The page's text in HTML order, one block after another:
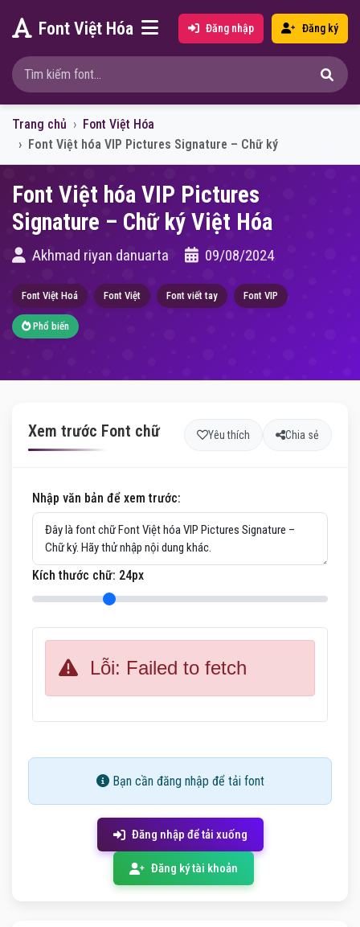
Font Việt Hóa Đăng nhập Đăng ký
Trang chủ
Font Việt Hóa
Font Việt hóa VIP Pictures Signature – Chữ ký
Font Việt hóa VIP Pictures
Signature – Chữ ký Việt Hóa
Akhmad riyan danuarta 09/08/2024
Font Việt Hoá Font Việt Font viết tay Font VIP
Phổ biến
Xem trước Font chữ Yêu thích Chia sẻ
Nhập văn bản để xem trước:
Kích thước chữ: 24px
Lỗi: Failed to fetch
Bạn cần đăng nhập để tải font
Đăng nhập để tải xuống
Đăng ký tài khoản